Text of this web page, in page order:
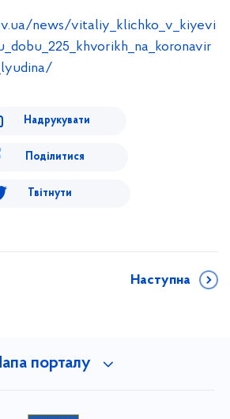
news/vitaliy_klichko_v_kiyevi
Надрукувати
Поділитися
Твітнути
Наступна
порталу